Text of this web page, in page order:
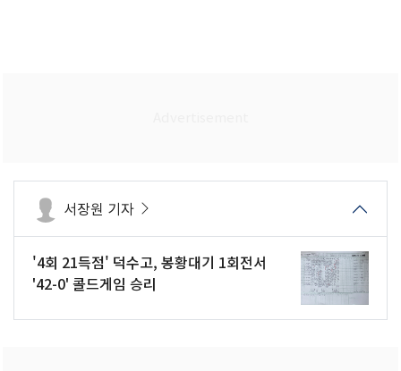
서장원 기자
'4회 21득점' 덕수고, 봉황대기 1회전서
'42-0' 콜드게임 승리